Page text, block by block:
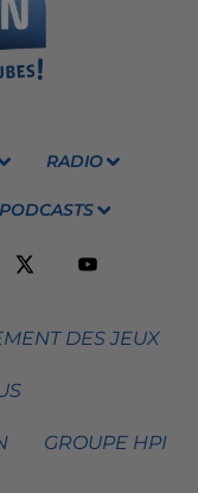
RADIO
PODCASTS
DES JEUX
GROUPE HPI